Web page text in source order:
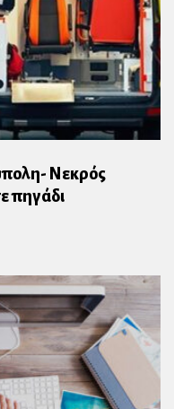
Νεκρός
πηγάδι